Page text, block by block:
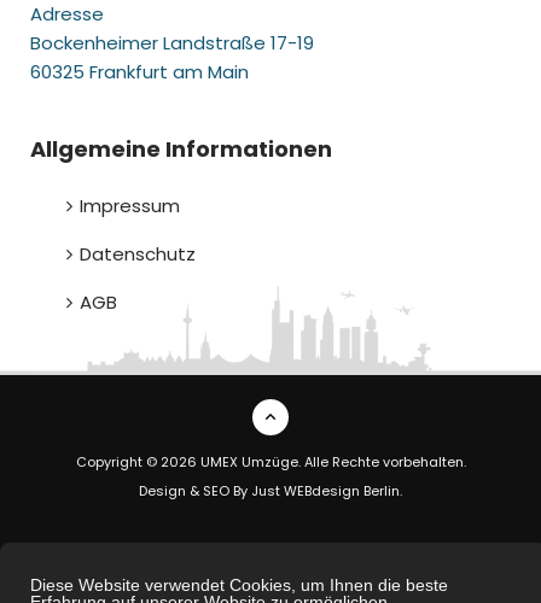
Diese Website verwendet Cookies, um Ihnen die beste
Adresse
Bockenheimer Landstraße 17-19
60325 Frankfurt am Main
Allgemeine Informationen
Impressum
Datenschutz
AGB
Copyright © 2026 UMEX Umzüge. Alle Rechte vorbehalten.
Design & SEO By Just WEBdesign Berlin.